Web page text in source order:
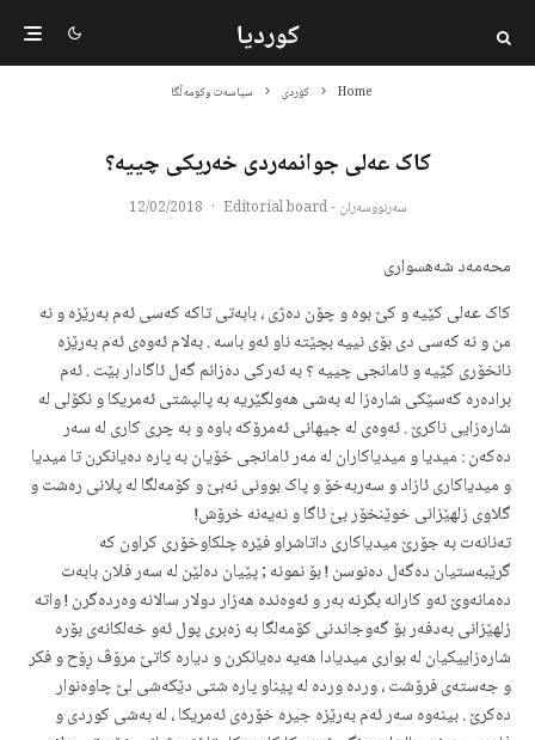
کوردیا
Home کوردی سیاسەت وکومەڵگا
کاک عەلی جوانمەردی خەریکی چییه؟
سەرنووسەران - Editorial board ·
12/02/2018
محەمەد شەهسواری
کاک عەلی کێیە و کێ بوە و چۆن دەژی ، بابەتی تاکە کەسی ئەم بەرێزە و نە
من و نە کەسی دی بۆی نییە بچێتە ناو ئەو باسە . بەلام ئەوەی ئەم بەرێزە
نانخۆری کێیە و ئامانجی چییە ؟ بە ئەرکی دەزانم گەل ئاگادار بێت . ئەم
برادەرە کەسێکی شارەزا لە بەشی هەولگێریە بە پالپشتی ئەمریکا و نکۆلی لە
شارەزایی ناکرێ . ئەوەی لە جیهانی ئەمرۆکە باوە و بە چری کاری لە سەر
دەکەن : میدیا و میدیاکاران لە مەر ئامانجی خۆیان بە پارە دەیانکرن تا میدیا
و میدیاکاری ئازاد و سەربەخۆ و پاک بوونی نەبێ و کۆمەلگا لە پلانی رەشت و
گلاوی زلهێزانی خوێنخۆر بێ ئاگا و نەیەنە خرۆش!
تەنانەت بە جۆرێ میدیاکاری داتاشراو فێرە چلکاوخۆری کراون کە
گرێبەستیان دەگەل دەنوسن ! بۆ نمونە ; پێیان دەلێن لە سەر فلان بابەت
دەمانەوێ ئەو کارانە بگرنە بەر و ئەوەندە هەزار دولار سالانە وەردەگرن ! واتە
زلهێزانی بەدفەر بۆ گەوجاندنی کۆمەلگا بە زەبری پول ئەو خەلکانەی بۆرە
شارەزاییکیان لە بواری میدیادا هەیە دەیانکرن و دیارە کاتێ مرۆڤ ڕۆح و فکر
و جەستەی فرۆشت ، وردە وردە لە پؽناو پارە شتی دێکەشی لێ چاوەنوار
دەکرێ . بینەوە سەر ئەم بەرێزە جیرە خۆرەی ئەمریکا ، لە بەشی کوردی و